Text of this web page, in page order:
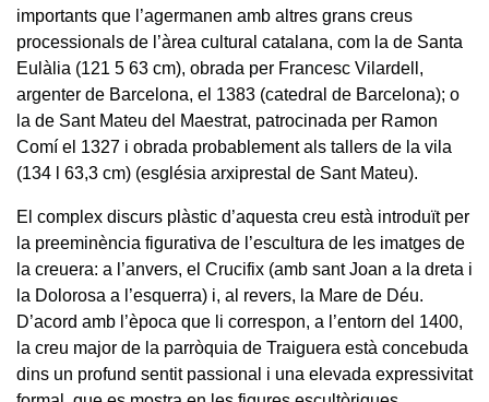
importants que l’agermanen amb altres grans creus
processionals de l’àrea cultural catalana, com la de Santa
Eulàlia (121 5 63 cm), obrada per Francesc Vilardell,
argenter de Barcelona, el 1383 (catedral de Barcelona); o
la de Sant Mateu del Maestrat, patrocinada per Ramon
Comí el 1327 i obrada probablement als tallers de la vila
(134 l 63,3 cm) (església arxiprestal de Sant Mateu).
El complex discurs plàstic d’aquesta creu està introduït per
la preeminència figurativa de l’escultura de les imatges de
la creuera: a l’anvers, el Crucifix (amb sant Joan a la dreta i
la Dolorosa a l’esquerra) i, al revers, la Mare de Déu.
D’acord amb l’època que li correspon, a l’entorn del 1400,
la creu major de la parròquia de Traiguera està concebuda
dins un profund sentit passional i una elevada expressivitat